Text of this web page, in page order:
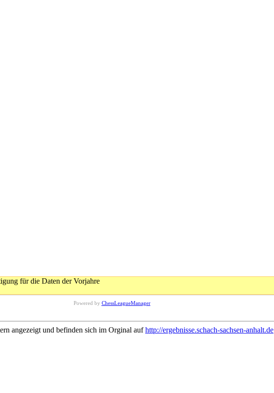
für die Daten der Vorjahre
Powered by ChessLeagueManager
angezeigt und befinden sich im Orginal aufhttp://ergebnisse.schach-sachsen-anhalt.de